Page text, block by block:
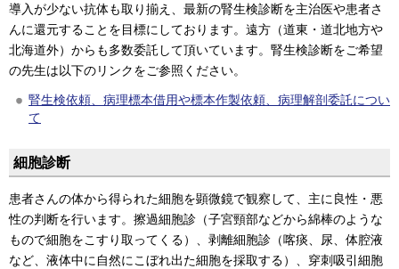
導入が少ない抗体も取り揃え、最新の腎生検診断を主治医や患者さ
んに還元することを目標にしております。遠方（道東・道北地方や
北海道外）からも多数委託して頂いています。腎生検診断をご希望
の先生は以下のリンクをご参照ください。
腎生検依頼、病理標本借用や標本作製依頼、病理解剖委託につい
て
細胞診断
患者さんの体から得られた細胞を顕微鏡で観察して、主に良性・悪
性の判断を行います。擦過細胞診（子宮頸部などから綿棒のような
もので細胞をこすり取ってくる）、剥離細胞診（喀痰、尿、体腔液
など、液体中に自然にこぼれ出た細胞を採取する）、穿刺吸引細胞